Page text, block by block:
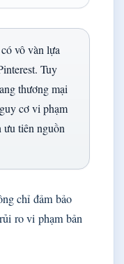
vô vàn lựa
Tuy
thương mại
cơ vi phạm
ưu tiên nguồn
chỉ đảm bảo
ro vi phạm bản